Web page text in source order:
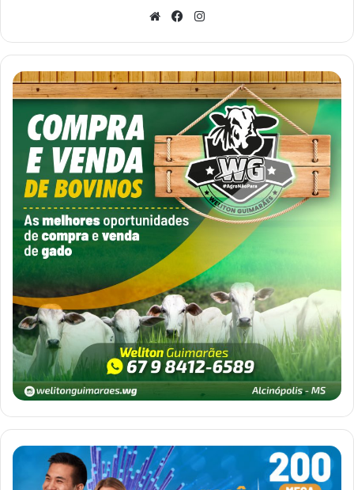
WebsiteFacebook